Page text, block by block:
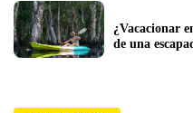
¿Vacacionar